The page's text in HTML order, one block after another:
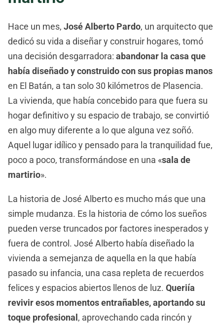
Hace un mes, José Alberto Pardo, un arquitecto que
dedicó su vida a diseñar y construir hogares, tomó
una decisión desgarradora: abandonar la casa que
había diseñado y construido con sus propias manos
en El Batán, a tan solo 30 kilómetros de Plasencia.
La vivienda, que había concebido para que fuera su
hogar definitivo y su espacio de trabajo, se convirtió
en algo muy diferente a lo que alguna vez soñó.
Aquel lugar idílico y pensado para la tranquilidad fue,
poco a poco, transformándose en una «sala de
martirio».
La historia de José Alberto es mucho más que una
simple mudanza. Es la historia de cómo los sueños
pueden verse truncados por factores inesperados y
fuera de control. José Alberto había diseñado la
vivienda a semejanza de aquella en la que había
pasado su infancia, una casa repleta de recuerdos
felices y espacios abiertos llenos de luz. Queriía
revivir esos momentos entrañables, aportando su
toque profesional , aprovechando cada rincón y